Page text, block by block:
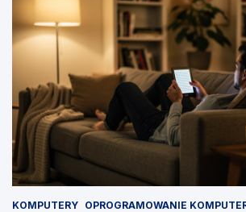
KOMPUTERY OPROGRAMOWANIE